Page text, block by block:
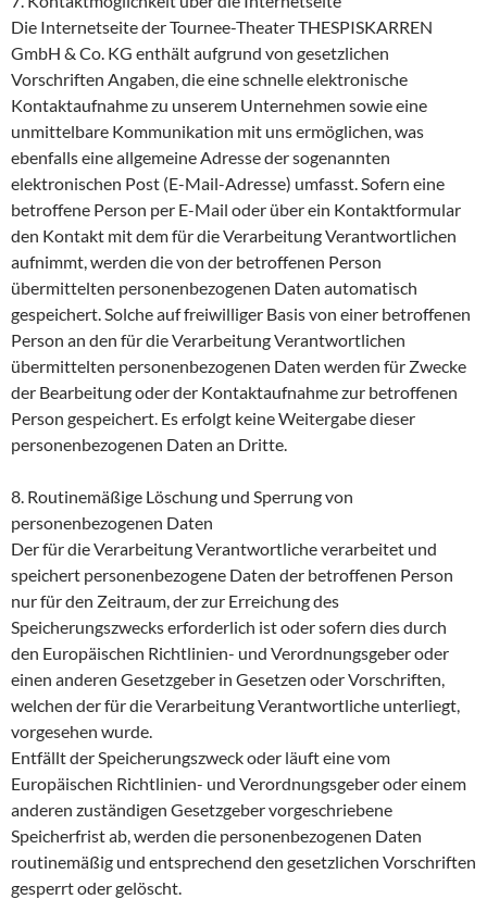
Die Internetseite der Tournee-Theater THESPISKARREN
GmbH & Co. KG enthält aufgrund von gesetzlichen
Vorschriften Angaben, die eine schnelle elektronische
Kontaktaufnahme zu unserem Unternehmen sowie eine
unmittelbare Kommunikation mit uns ermöglichen, was
ebenfalls eine allgemeine Adresse der sogenannten
elektronischen Post (E-Mail-Adresse) umfasst. Sofern eine
betroffene Person per E-Mail oder über ein Kontaktformular
den Kontakt mit dem für die Verarbeitung Verantwortlichen
aufnimmt, werden die von der betroffenen Person
übermittelten personenbezogenen Daten automatisch
gespeichert. Solche auf freiwilliger Basis von einer betroffenen
Person an den für die Verarbeitung Verantwortlichen
übermittelten personenbezogenen Daten werden für Zwecke
der Bearbeitung oder der Kontaktaufnahme zur betroffenen
Person gespeichert. Es erfolgt keine Weitergabe dieser
personenbezogenen Daten an Dritte.
8. Routinemäßige Löschung und Sperrung von
personenbezogenen Daten
Der für die Verarbeitung Verantwortliche verarbeitet und
speichert personenbezogene Daten der betroffenen Person
nur für den Zeitraum, der zur Erreichung des
Speicherungszwecks erforderlich ist oder sofern dies durch
den Europäischen Richtlinien- und Verordnungsgeber oder
einen anderen Gesetzgeber in Gesetzen oder Vorschriften,
welchen der für die Verarbeitung Verantwortliche unterliegt,
vorgesehen wurde.
Entfällt der Speicherungszweck oder läuft eine vom
Europäischen Richtlinien- und Verordnungsgeber oder einem
anderen zuständigen Gesetzgeber vorgeschriebene
Speicherfrist ab, werden die personenbezogenen Daten
routinemäßig und entsprechend den gesetzlichen Vorschriften
gesperrt oder gelöscht.